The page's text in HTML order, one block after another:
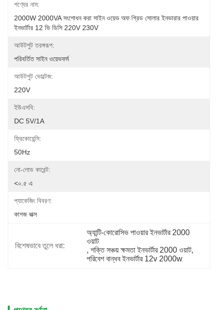
পণ্যের নাম:
2000W 2000VA সংশোধন করা সাইন ওয়েভ অফ গ্রিড সোলার ইনভারার পাওয়ার
ইনভার্টার 12 ভি ডিসি 220V 230V
আউটপুট তরঙ্গরূপ:
পরিবর্তিত সাইন ওয়েভফর্ম
আউটপুট ভোল্টেজ:
220V
ইউএসবি:
DC 5V/1A
ফ্রিকোয়েন্সি:
50Hz
নো-লোড কারেন্ট:
<০.৫ এ
প্যাকেজিং বিবরণ:
কাগজ বাক্স
বিশেষভাবে তুলে ধরা:
অ্যান্টি-কোরোসিভ পাওয়ার ইনভার্টার 2000
ওয়াট
, শক্তি সঞ্চয় ক্ষমতা ইনভার্টার 2000 ওয়াট,
পরিবেশ বান্ধব ইনভার্টার 12v 2000w